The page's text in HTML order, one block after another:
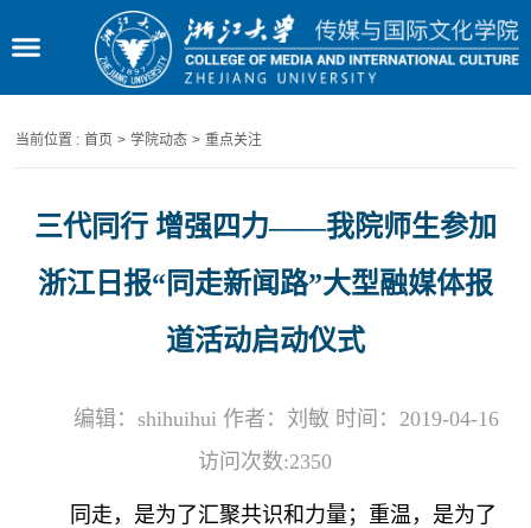
当前位置 : 首页 > 学院动态 > 重点关注
三代同行 增强四力——我院师生参加
浙江日报“同走新闻路”大型融媒体报
道活动启动仪式
编辑：shihuihui 作者：刘敏 时间：2019-04-16
访问次数:2350
同走，是为了汇聚共识和力量；重温，是为了